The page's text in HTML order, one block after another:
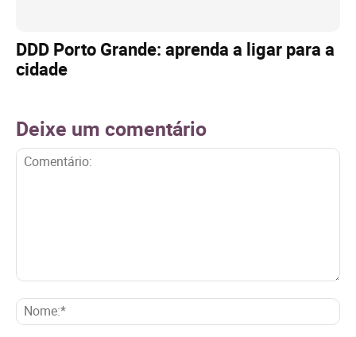
DDD Porto Grande: aprenda a ligar para a
cidade
Deixe um comentário